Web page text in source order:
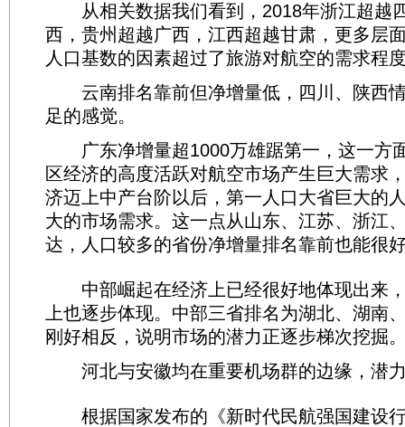
从相关数据我们看到，2018年浙江超越
西，贵州超越广西，江西超越甘肃，更多层
人口基数的因素超过了旅游对航空的需求程
云南排名靠前但净增量低，四川、陕西
足的感觉。
广东净增量超1000万雄踞第一，这一方
区经济的高度活跃对航空市场产生巨大需求
济迈上中产台阶以后，第一人口大省巨大的
大的市场需求。这一点从山东、江苏、浙江
达，人口较多的省份净增量排名靠前也能很
中部崛起在经济上已经很好地体现出来
上也逐步体现。中部三省排名为湖北、湖南
刚好相反，说明市场的潜力正逐步梯次挖掘
河北与安徽均在重要机场群的边缘，潜
根据国家发布的《新时代民航强国建设